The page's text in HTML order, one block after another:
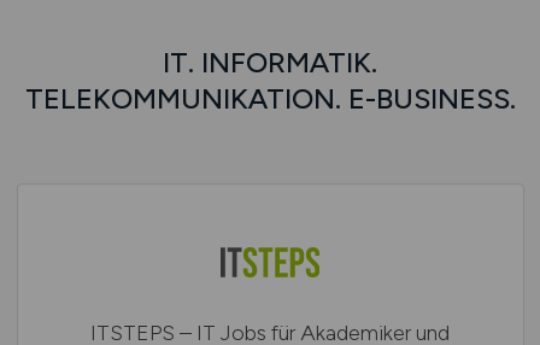
IT. INFORMATIK.
TELEKOMMUNIKATION. E-BUSINESS.
ITSTEPS – IT Jobs für Akademiker und